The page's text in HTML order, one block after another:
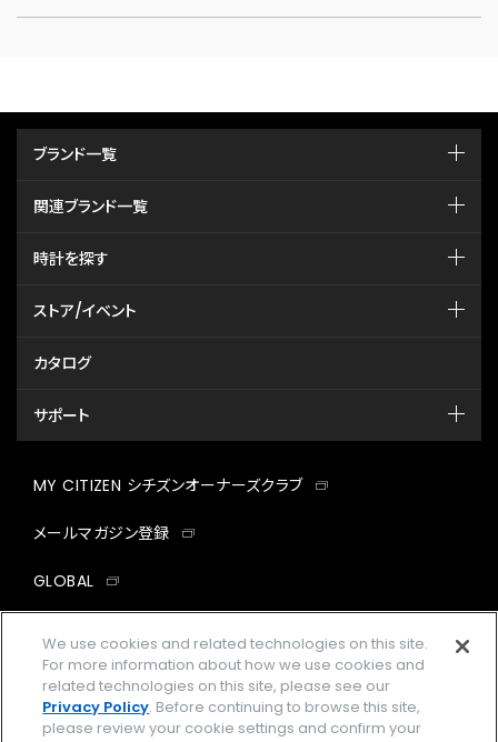
ブランド一覧
関連ブランド一覧
時計を探す
ストア/イベント
カタログ
サポート
MY CITIZEN シチズンオーナーズクラブ
メールマガジン登録
GLOBAL
facebookinstagramtwitter
企業情報 ご利用規約
We use cookies and related technologies on this site.
For more information about how we use cookies and
related technologies on this site, please see our
Privacy Policy. Before continuing to browse this site,
please review your cookie settings and confirm your